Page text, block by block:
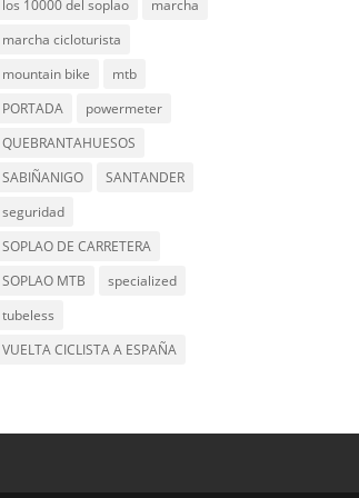
los 10000 del soplao
marcha
marcha cicloturista
mountain bike
mtb
PORTADA
powermeter
QUEBRANTAHUESOS
SABIÑANIGO
SANTANDER
seguridad
SOPLAO DE CARRETERA
SOPLAO MTB
specialized
tubeless
VUELTA CICLISTA A ESPAÑA